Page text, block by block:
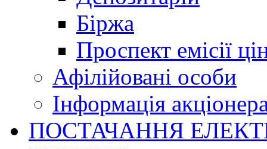
Біржа
Проспект емісії
Афілійовані особи
Інформація
ПОСТАЧАННЯ